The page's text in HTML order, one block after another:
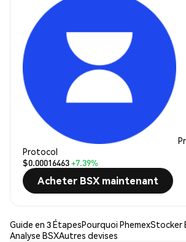
Protocol
$0.00016463+7.39%
Acheter BSX maintenant
Guide en 3 ÉtapesPourquoi PhemexStocker
Analyse BSXAutres devises